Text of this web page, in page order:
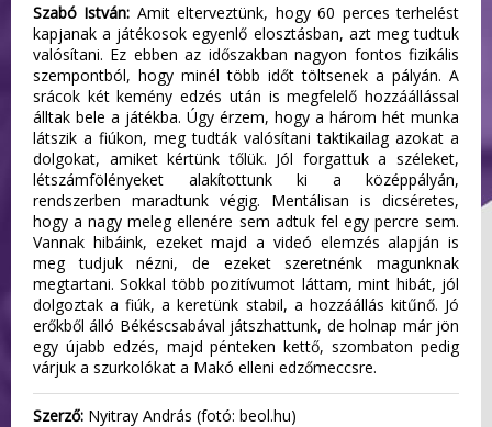
Szabó István: Amit elterveztünk, hogy 60 perces terhelést
kapjanak a játékosok egyenlő elosztásban, azt meg tudtuk
valósítani. Ez ebben az időszakban nagyon fontos fizikális
szempontból, hogy minél több időt töltsenek a pályán. A
srácok két kemény edzés után is megfelelő hozzáállással
álltak bele a játékba. Úgy érzem, hogy a három hét munka
látszik a fiúkon, meg tudták valósítani taktikailag azokat a
dolgokat, amiket kértünk tőlük. Jól forgattuk a széleket,
létszámfölényeket alakítottunk ki a középpályán,
rendszerben maradtunk végig. Mentálisan is dicséretes,
hogy a nagy meleg ellenére sem adtuk fel egy percre sem.
Vannak hibáink, ezeket majd a videó elemzés alapján is
meg tudjuk nézni, de ezeket szeretnénk magunknak
megtartani. Sokkal több pozitívumot láttam, mint hibát, jól
dolgoztak a fiúk, a keretünk stabil, a hozzáállás kitűnő. Jó
erőkből álló Békéscsabával játszhattunk, de holnap már jön
egy újabb edzés, majd pénteken kettő, szombaton pedig
várjuk a szurkolókat a Makó elleni edzőmeccsre.
Szerző: Nyitray András (fotó: beol.hu)